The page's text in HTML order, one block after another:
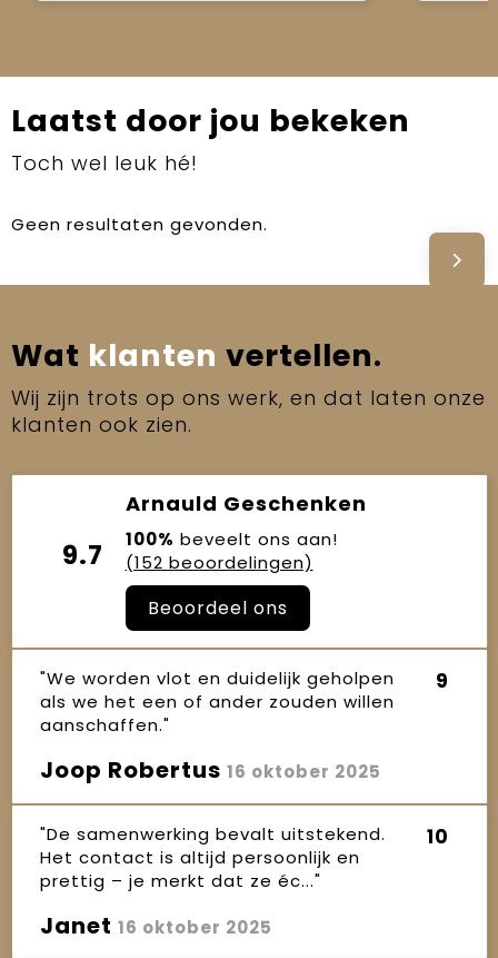
Laatst door jou bekeken
Toch wel leuk hé!
Geen resultaten gevonden.
Wat klanten vertellen.
Wij zijn trots op ons werk, en dat laten onze
klanten ook zien.
9.7
Arnauld Geschenken
100% beveelt ons aan!
(152 beoordelingen)
Beoordeel ons
"We worden vlot en duidelijk geholpen
als we het een of ander zouden willen
aanschaffen."
9
Joop Robertus 16 oktober 2025
"De samenwerking bevalt uitstekend.
Het contact is altijd persoonlijk en
prettig – je merkt dat ze éc..."
10
Janet 16 oktober 2025